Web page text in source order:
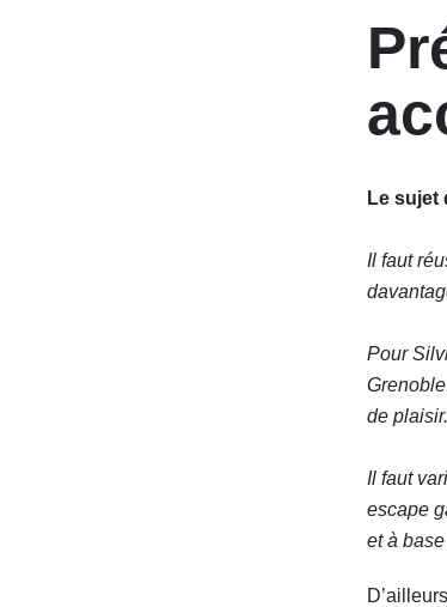
Le sujet
Il faut
Pour
de plaisir.
Il faut
escape
et à